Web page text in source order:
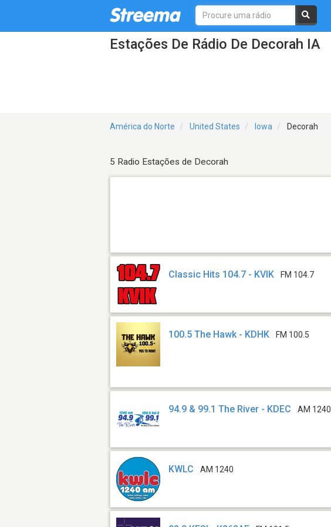
Estações De Rádio De Decorah IA
América do Norte United States Iowa Decorah
5 Radio Estações de Decorah
Classic Hits 104.7 - KVIK FM 104.7
100.5 The Hawk - KDHK FM 100.5
94.9 & 99.1 The River - KDEC AM 1240
KWLC AM 1240